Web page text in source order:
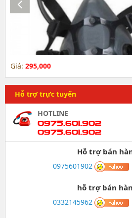
Hỗ trợ trực tuyến
HOTLINE
0975.601.902
0975.601.902
Hỗ trợ bán
0975601902
hỗ trợ bán
0332145962
Giá: 295,000